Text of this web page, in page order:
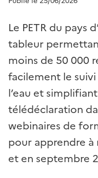
Le PETR du pays
tableur
moins de 50 000
facilement le
l’eau et
télédéclaration
webinaires de
pour apprendre
et en septembre